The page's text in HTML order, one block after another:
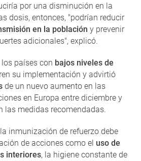
por una disminución en la
dosis, entonces, "podrían reducir
en la población y prevenir
adicionales", explicó.
países con bajos niveles de
su implementación y advirtió
de un nuevo aumento en las
en Europa entre diciembre y
las medidas recomendadas.
inmunización de refuerzo debe
de acciones como el uso de
interiores, la higiene constante de